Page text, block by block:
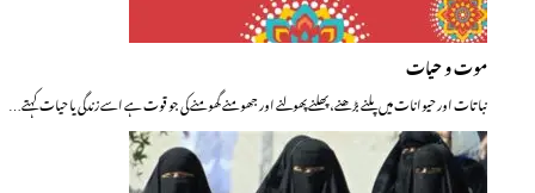
موت و حیات
نباتات اور حیوانات میں پلنے بڑھنے، پھلنے پھولنے اور جھومنے گھومنے کی جو قوت ہے اسے زندگی یا حیات کہتے…